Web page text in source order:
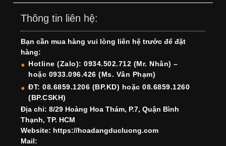
c
e
b
o
o
k
a
gr
a
m
er
e
st
e
dI
n
er T
u
b
e
T
u
b
e
h
Thông tin liên hệ:
Bạn cần mua hàng vui lòng liên hệ trước để đặt
hàng:
Hotline (Zalo): 0934.502.712 (Mr. Nhân) –
hoặc 0933.096.426 (Ms. Vân Phạm)
ĐT: 08.6859.1206 (BP.KD) hoặc 08.6859.1260
(BP.CSKH)
Địa chỉ: 8/29 Hoàng Hoa Thám, P.7, Quận Bình
Thạnh, TP. HCM
Website: https://hoadangducluong.com
Mail: